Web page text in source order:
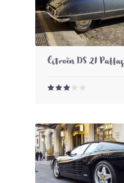
Citroën DS 21 Pallas